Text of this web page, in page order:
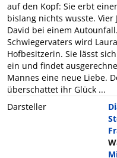
auf den Kopf: Sie erbt
bislang nichts wusste.
David bei einem
Schwiegervaters wird
Hofbesitzerin. Sie lässt
ein und findet
Mannes eine neue Liebe.
überschattet ihr Glück ...
Darsteller